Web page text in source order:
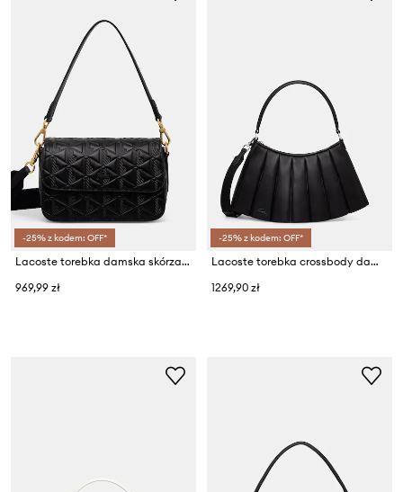
-25% z kodem: OFF*
Lacoste torebka damska skórzana
969,99 zł
-25% z kodem: OFF*
Lacoste torebka crossbody damska skórzana
1269,90 zł